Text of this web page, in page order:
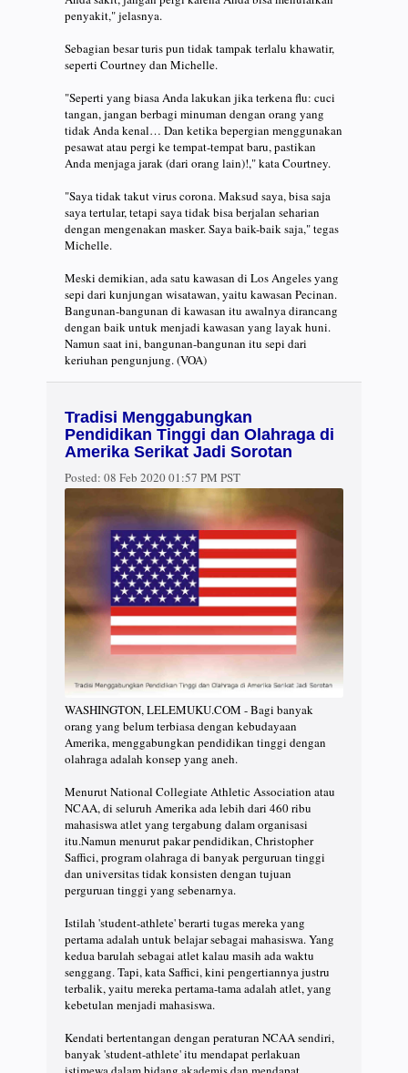
penyakit," jelasnya.
Sebagian besar turis pun tidak tampak terlalu khawatir,
seperti Courtney dan Michelle.
"Seperti yang biasa Anda lakukan jika terkena flu: cuci
tangan, jangan berbagi minuman dengan orang yang
tidak Anda kenal… Dan ketika bepergian menggunakan
pesawat atau pergi ke tempat-tempat baru, pastikan
Anda menjaga jarak (dari orang lain)!," kata Courtney.
"Saya tidak takut virus corona. Maksud saya, bisa saja
saya tertular, tetapi saya tidak bisa berjalan seharian
dengan mengenakan masker. Saya baik-baik saja," tegas
Michelle.
Meski demikian, ada satu kawasan di Los Angeles yang
sepi dari kunjungan wisatawan, yaitu kawasan Pecinan.
Bangunan-bangunan di kawasan itu awalnya dirancang
dengan baik untuk menjadi kawasan yang layak huni.
Namun saat ini, bangunan-bangunan itu sepi dari
keriuhan pengunjung. (VOA)
Tradisi Menggabungkan
Pendidikan Tinggi dan Olahraga di
Amerika Serikat Jadi Sorotan
Posted: 08 Feb 2020 01:57 PM PST
WASHINGTON, LELEMUKU.COM - Bagi banyak
orang yang belum terbiasa dengan kebudayaan
Amerika, menggabungkan pendidikan tinggi dengan
olahraga adalah konsep yang aneh.
Menurut National Collegiate Athletic Association atau
NCAA, di seluruh Amerika ada lebih dari 460 ribu
mahasiswa atlet yang tergabung dalam organisasi
itu.Namun menurut pakar pendidikan, Christopher
Saffici, program olahraga di banyak perguruan tinggi
dan universitas tidak konsisten dengan tujuan
perguruan tinggi yang sebenarnya.
Istilah 'student-athlete' berarti tugas mereka yang
pertama adalah untuk belajar sebagai mahasiswa. Yang
kedua barulah sebagai atlet kalau masih ada waktu
senggang. Tapi, kata Saffici, kini pengertiannya justru
terbalik, yaitu mereka pertama-tama adalah atlet, yang
kebetulan menjadi mahasiswa.
Kendati bertentangan dengan peraturan NCAA sendiri,
banyak 'student-athlete' itu mendapat perlakuan